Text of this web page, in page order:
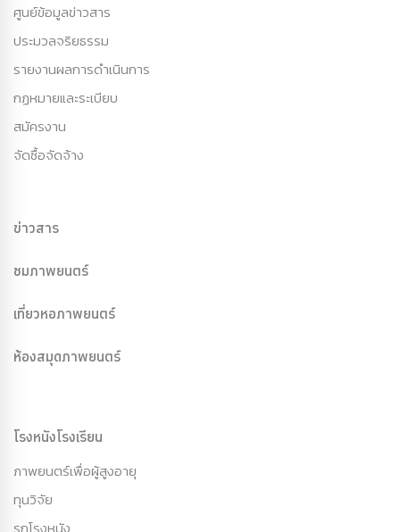
ศูนย์ข้อมูลข่าวสาร
ประมวลจริยธรรม
รายงานผลการดำเนินการ
กฏหมายและระเบียบ
สมัครงาน
จัดซื้อจัดจ้าง
ข่าวสาร
ชมภาพยนตร์
เที่ยวหอภาพยนตร์
ห้องสมุดภาพยนตร์
โรงหนังโรงเรียน
ภาพยนตร์เพื่อผู้สูงอายุ
ทุนวิจัย
รถโรงหนัง